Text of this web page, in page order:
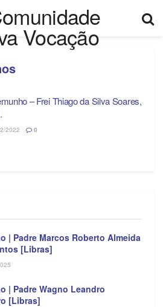
– Frei Thiago da Silva Soares,
2022 0
| Padre Marcos Roberto Almeida
[Libras]
| Padre Wagno Leandro
[Libras]